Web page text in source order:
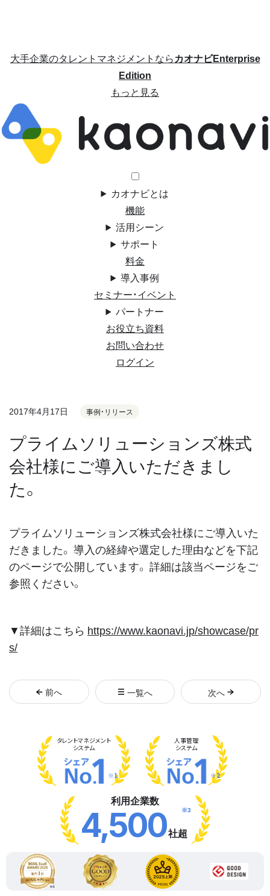
大手企業のタレントマネジメントならカオナビEnterprise
Edition
もっと見る
カオナビとは
機能
活用シーン
サポート
料金
導入事例
セミナー・イベント
パートナー
お役立ち資料
お問い合わせ
ログイン
2017年4月17日 事例・リリース
プライムソリューションズ株式
会社様にご導入いただきまし
た。
プライムソリューションズ株式会社様にご導入いた
だきました。 導入の経緯や選定した理由などを下記
のページで公開しています。 詳細は該当ページをご
参照ください。
▼詳細はこちら https://www.kaonavi.jp/showcase/pr
s/
前へ 一覧へ 次へ
タレントマネジメント
システム
※1
人事管理
システム
※2
利用企業数
4,500社超
※3